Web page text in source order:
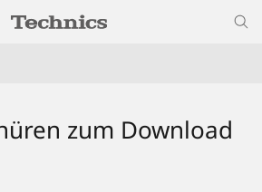
zum Download